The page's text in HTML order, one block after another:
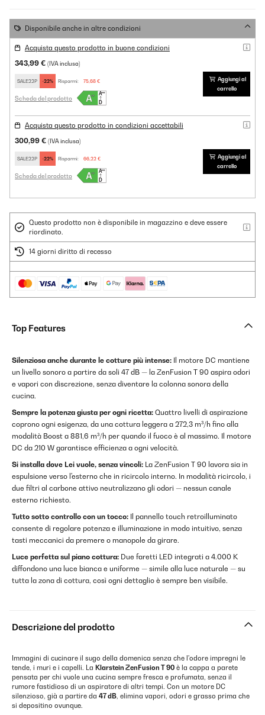
Disponibile anche in altre condizioni
Acquista questo prodotto in buone condizioni
343,99 € (IVA inclusa)
SALE22P -22% Risparmi: 75,68 €
Scheda del prodotto
Aggiungi al
carrello
Acquista questo prodotto in condizioni accettabili
300,99 € (IVA inclusa)
SALE22P -22% Risparmi: 66,22 €
Scheda del prodotto
Aggiungi al
carrello
Questo prodotto non è disponibile in magazzino e deve essere
riordinato.
14 giorni diritto di recesso
Top Features
Silenziosa anche durante le cotture più intense: Il motore DC mantiene
un livello sonoro a partire da soli 47 dB — la ZenFusion T 90 aspira odori
e vapori con discrezione, senza diventare la colonna sonora della
cucina.
Sempre la potenza giusta per ogni ricetta: Quattro livelli di aspirazione
coprono ogni esigenza, da una cottura leggera a 272,3 m³/h fino alla
modalità Boost a 881,6 m³/h per quando il fuoco è al massimo. Il motore
DC da 210 W garantisce efficienza a ogni velocità.
Si installa dove Lei vuole, senza vincoli: La ZenFusion T 90 lavora sia in
espulsione verso l'esterno che in ricircolo interno. In modalità ricircolo, i
due filtri al carbone attivo neutralizzano gli odori — nessun canale
esterno richiesto.
Tutto sotto controllo con un tocco: Il pannello touch retroilluminato
consente di regolare potenza e illuminazione in modo intuitivo, senza
tasti meccanici da premere o manopole da girare.
Luce perfetta sul piano cottura: Due faretti LED integrati a 4.000 K
diffondono una luce bianca e uniforme — simile alla luce naturale — su
tutta la zona di cottura, così ogni dettaglio è sempre ben visibile.
Descrizione del prodotto
Immagini di cucinare il sugo della domenica senza che l'odore impregni le
tende, i muri e i capelli. La Klarstein ZenFusion T 90 è la cappa a parete
pensata per chi vuole una cucina sempre fresca e profumata, senza il
rumore fastidioso di un aspiratore di altri tempi. Con un motore DC
silenzioso, già a partire da 47 dB, elimina vapori, odori e grasso prima che
si depositino ovunque.